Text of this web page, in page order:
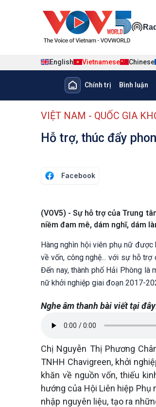
Đa
English Vietnamese Chinese
Main navigation
Chính trị Bình luận
menu phụ tiếng Việt
VIỆT NAM - QUỐC GIA
Hỗ trợ, thúc đẩy
Facebook
(VOV5) - Sự hỗ trợ của Trung
niềm đam mê, dám nghĩ, dám
Hàng nghìn hội viên phụ nữ
về vốn, công nghệ... với sự hỗ
Đến nay, thành phố Hải Phòng
nữ khởi nghiệp giai đoạn 2017-
Nghe âm thanh bài viết tại
Chị Nguyễn Thị Phương
TNHH Chavigreen, khởi
khăn về nguồn vốn, thiếu
hướng của Hội Liên hiệp Phụ
nhập nguyên liệu, tạo ra